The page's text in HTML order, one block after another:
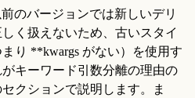
のバージョンでは新しいデリ
く扱えないため、古いスタイ
り **kwargs がない）を使用す
キーワード引数分離の理由の
クションで説明します。ま